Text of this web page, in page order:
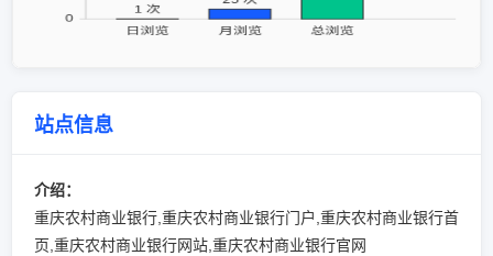
站点信息
介绍：
重庆农村商业银行,重庆农村商业银行门户,重庆农村商业银行首
页,重庆农村商业银行网站,重庆农村商业银行官网